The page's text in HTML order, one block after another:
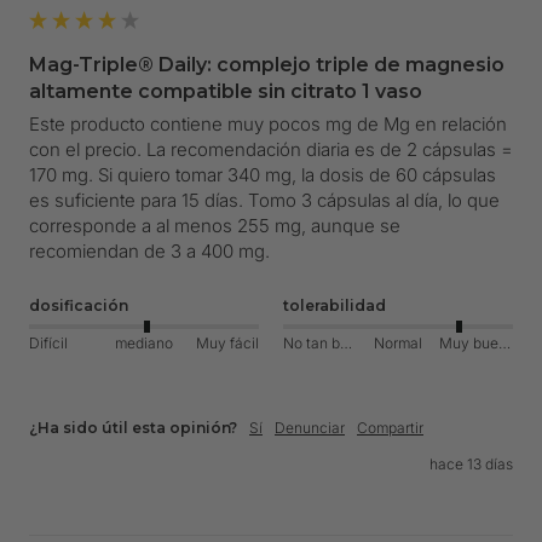
Mag-Triple® Daily: complejo triple de magnesio
altamente compatible sin citrato 1 vaso
Este producto contiene muy pocos mg de Mg en relación
con el precio. La recomendación diaria es de 2 cápsulas =
170 mg. Si quiero tomar 340 mg, la dosis de 60 cápsulas
es suficiente para 15 días. Tomo 3 cápsulas al día, lo que
corresponde a al menos 255 mg, aunque se
recomiendan de 3 a 400 mg.
dosificación
Difícil mediano Muy fácil
tolerabilidad
No tan bueno Normal Muy bueno
¿Ha sido útil esta opinión? Sí Denunciar
Compartir
hace 13 días